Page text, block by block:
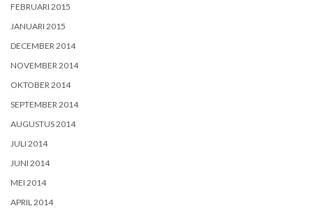
FEBRUARI 2015
JANUARI 2015
DECEMBER 2014
NOVEMBER 2014
OKTOBER 2014
SEPTEMBER 2014
AUGUSTUS 2014
JULI 2014
JUNI 2014
MEI 2014
APRIL 2014